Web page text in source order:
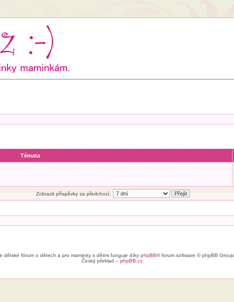
Témata
Zobrazit příspěvky za předchozí:
dětské fórum o dětech a pro maminky s dětmi funguje díky phpBB® forum software © phpBB Group
Český překlad – phpBB.cz